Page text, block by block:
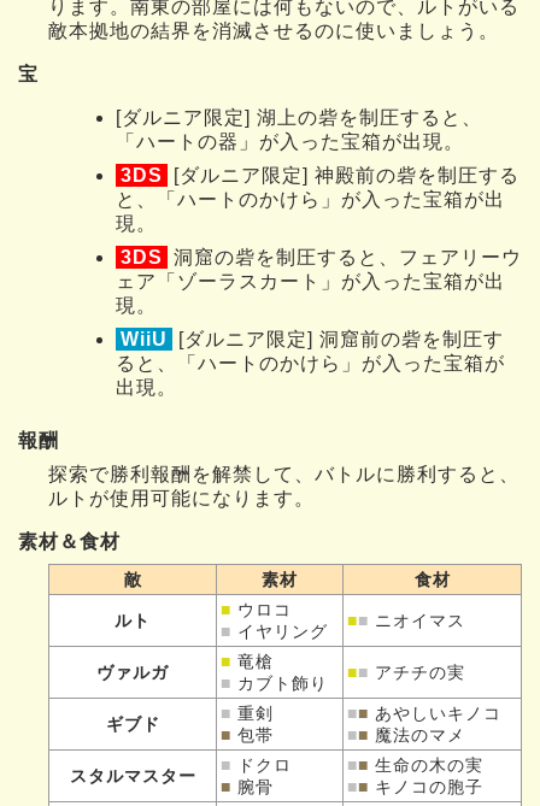
ります。南東の部屋には何もないので、ルトがいる
敵本拠地の結界を消滅させるのに使いましょう。
宝
[ダルニア限定] 湖上の砦を制圧すると、
「ハートの器」が入った宝箱が出現。
3DS
[ダルニア限定] 神殿前の砦を制圧する
と、「ハートのかけら」が入った宝箱が出
現。
3DS
洞窟の砦を制圧すると、フェアリーウ
ェア「ゾーラスカート」が入った宝箱が出
現。
WiiU
[ダルニア限定] 洞窟前の砦を制圧す
ると、「ハートのかけら」が入った宝箱が
出現。
報酬
探索で勝利報酬を解禁して、バトルに勝利すると、
ルトが使用可能になります。
素材＆食材
敵 素材 食材
ルト
■ ウロコ
■ イヤリング
■■ ニオイマス
ヴァルガ
■ 竜槍
■ カブト飾り
■■ アチチの実
ギブド
■ 重剣
■ 包帯
■■ あやしいキノコ
■■ 魔法のマメ
スタルマスター
■
ドクロ
■ 腕骨
■■ 生命の木の実
■■ キノコの胞子